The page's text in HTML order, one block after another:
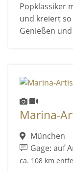
Popklassiker
und kreiert
Genießen
Marina-
München
Gage: auf
ca. 108 km